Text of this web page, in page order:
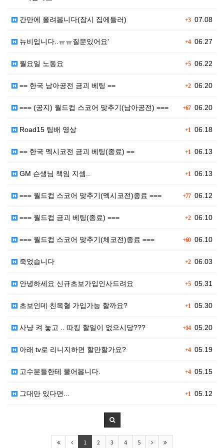
+307.08
간만에 올려봅니다(잠시 집에들러)
+406.27
뉴비입니다..ㅠㅠ질문있어요'
+506.22
월요일 노동요
+206.20
== 한국 남아공전 금괴 베팅 ==
+6706.20
=== (공지) 월드컵 스코어 맞추기(남아공전) ===
+1 06.18
Road15 팀배 영상
+1 06.13
== 한국 멕시코전 금괴 베팅(종료) ==
+1 06.13
GM 슨생님 책임 지셈..
+7706.12
=== 월드컵 스코어 맞추기(멕시코전)종료 ===
+206.10
=== 월드컵 금괴 베팅(종료) ===
+6006.10
=== 월드컵 스코어 맞추기(체코전)종료 ===
+206.03
죽었습니다
+505.31
안녕하세요 신규초보가입인사드려요
+1 05.30
초보인데 친목혈 가입가능 할까요?
+1405.20
사냥 켜 놓고 .. 따킹 할일이 없으시당???
+405.19
아래 tv로 리니지하면 할만할가요?
+405.15
고수분들한테 물어봅니다.
+1 05.12
그대만 있다면...
1 2 3 4 5